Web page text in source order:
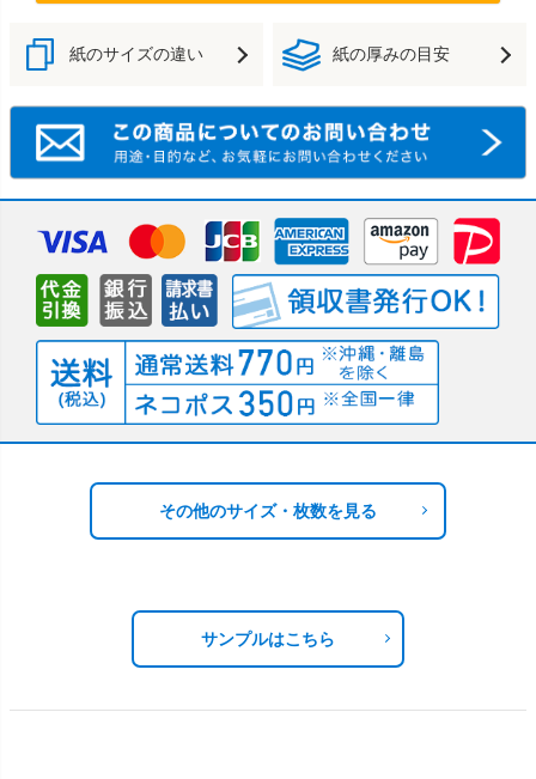
紙のサイズの違い 紙の厚みの目安
その他のサイズ・枚数を見る
サンプルはこちら